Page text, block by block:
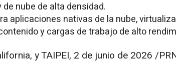
nube de alta densidad.
aplicaciones nativas de la nube,
y cargas de trabajo de alto
y TAIPEI, 2 de junio de 2026 /